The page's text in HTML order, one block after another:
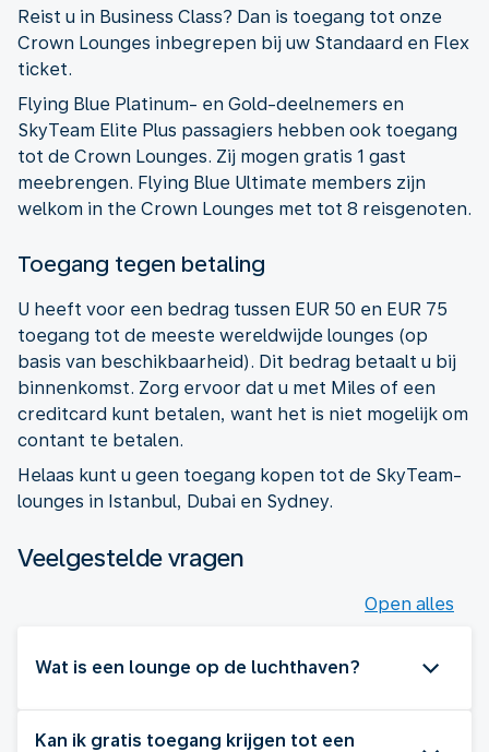
Reist u in Business Class? Dan is toegang tot onze
Crown Lounges inbegrepen bij uw Standaard en Flex
ticket.
Flying Blue Platinum- en Gold-deelnemers en
SkyTeam Elite Plus passagiers hebben ook toegang
tot de Crown Lounges. Zij mogen gratis 1 gast
meebrengen. Flying Blue Ultimate members zijn
welkom in the Crown Lounges met tot 8 reisgenoten.
Toegang tegen betaling
U heeft voor een bedrag tussen EUR 50 en EUR 75
toegang tot de meeste wereldwijde lounges (op
basis van beschikbaarheid). Dit bedrag betaalt u bij
binnenkomst. Zorg ervoor dat u met Miles of een
creditcard kunt betalen, want het is niet mogelijk om
contant te betalen.
Helaas kunt u geen toegang kopen tot de SkyTeam-
lounges in Istanbul, Dubai en Sydney.
Veelgestelde vragen
Open alles
Wat is een lounge op de luchthaven?
Kan ik gratis toegang krijgen tot een